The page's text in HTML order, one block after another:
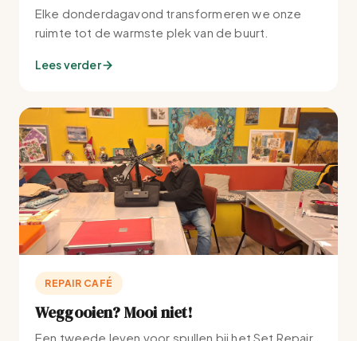
Elke donderdagavond transformeren we onze
ruimte tot de warmste plek van de buurt.
Lees verder
REPAIR CAFÉ
Weggooien? Mooi niet!
Een tweede leven voor spullen bij het Set Repair